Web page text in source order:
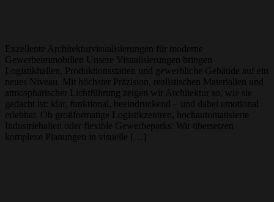
Exzellente Architekturvisualisierungen für moderne
Gewerbeimmobilien Unsere Visualisierungen bringen
Logistikhallen, Produktionsstätten und gewerbliche Gebäude auf ein
neues Niveau. Mit höchster Präzision, realistischen Materialien und
atmosphärischer Lichtführung zeigen wir Architektur so, wie sie
gedacht ist: klar, funktional, beeindruckend – und dabei emotional
erlebbar. Ob großformatige Logistikzentren, hochautomatisierte
Industriehallen oder flexible Gewerbeparks: Wir übersetzen
komplexe Planungen in visuelle […]